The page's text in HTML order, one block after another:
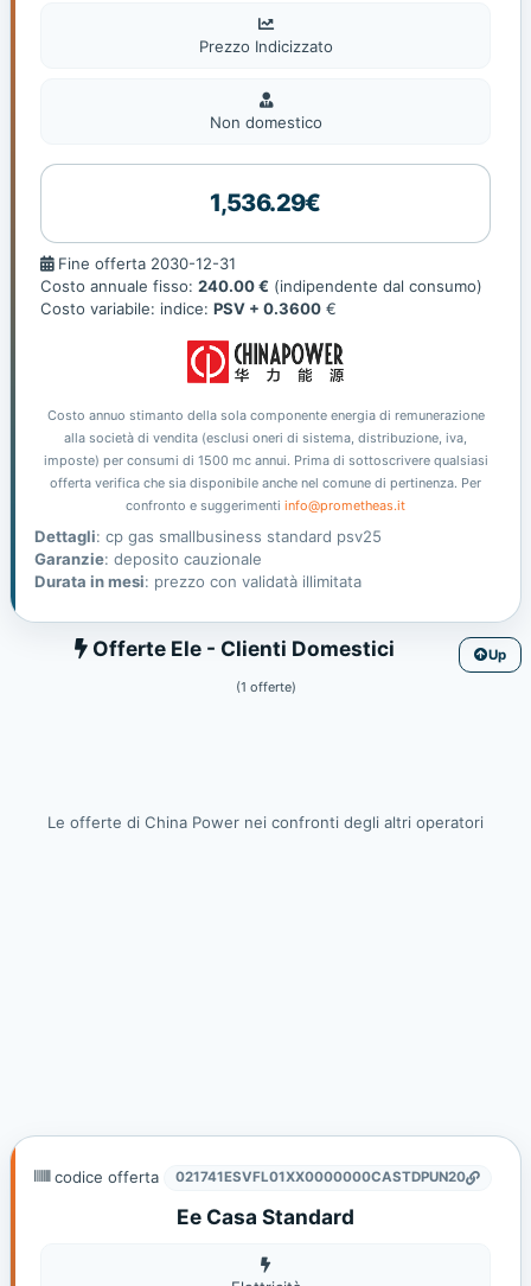
Prezzo Indicizzato
Non
domestic
Non domestico
1,536.29€
Fine
offerta
Fine offerta 2030-12-31
Costo annuale fisso: 240.00 € (indipendente dal consumo)
Costo variabile: indice: PSV + 0.3600 €
Costo annuo stimanto della sola componente energia di remunerazione
alla società di vendita (esclusi oneri di sistema, distribuzione, iva,
imposte) per consumi di 1500 mc annui. Prima di sottoscrivere qualsiasi
offerta verifica che sia disponibile anche nel comune di pertinenza. Per
confronto e suggerimenti info@prometheas.it
Dettagli: cp gas smallbusiness standard psv25
Garanzie: deposito cauzionale
Durata in mesi: prezzo con validatà illimitata
Ele
Offerte Ele - Clienti Domestici
Up
(1 offerte)
Le offerte di China Power nei confronti degli altri operatori
codice offerta 021741ESVFL01XX0000000CASTDPUN20
Ee Casa Standard
Elettricità